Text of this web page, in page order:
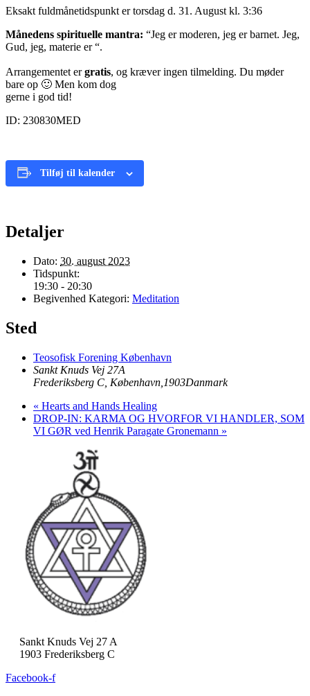
Eksakt fuldmånetidspunkt er torsdag d. 31. August kl. 3:36
Månedens spirituelle mantra: “Jeg er moderen, jeg er barnet. Jeg,
Gud, jeg, materie er “.
Arrangementet ergratis, og kræver ingen tilmelding. Du møder
bare op 🙂 Men kom dog
gerne i god tid!
ID: 230830MED
Tilføj til kalender
Detaljer
Dato: 30. august 2023
Tidspunkt:
19:30 - 20:30
Begivenhed Kategori: Meditation
Sted
Teosofisk Forening København
Sankt Knuds Vej 27A
Frederiksberg C, København 1903Danmark
« Hearts and Hands Healing
DROP-IN: KARMA OG HVORFOR VI HANDLER, SOM
VI GØR ved Henrik Paragate Gronemann »
Sankt Knuds Vej 27 A
1903 Frederiksberg C
Facebook-f